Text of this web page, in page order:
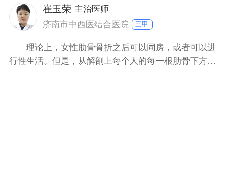
崔玉荣 主治医师
济南市中西医结合医院
三甲
理论上，女性肋骨骨折之后可以同房，或者可以进
行性生活。但是，从解剖上每个人的每一根肋骨下方都